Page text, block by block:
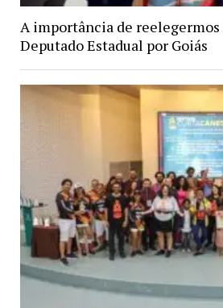
A importância de
Deputado Estadual por Goiás